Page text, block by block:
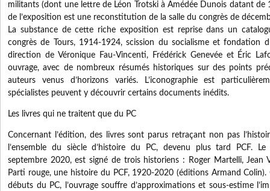
militants (dont une lettre de Léon Trotski à Amédée Dunois datant de
de l’exposition est une reconstitution de la salle du congrès de
La substance de cette riche exposition est reprise dans un
congrès de Tours, 1914-1924, scission du socialisme et fondation
direction de Véronique Fau-Vincenti, Frédérick Genevée et Éric
ouvrage, avec de nombreux résumés historiques sur des points
auteurs venus d’horizons variés. L’iconographie est
spécialistes peuvent y découvrir certains documents inédits.
Les livres qui ne traitent que du PC
Concernant l’édition, des livres sont parus retraçant non pas
l’ensemble du siècle d’histoire du PC, devenu plus tard PCF.
septembre 2020, est signé de trois historiens : Roger Martelli, Jean
Parti rouge, une histoire du PCF, 1920-2020 (éditions Armand
débuts du PC, l’ouvrage souffre d’approximations et sous-estime